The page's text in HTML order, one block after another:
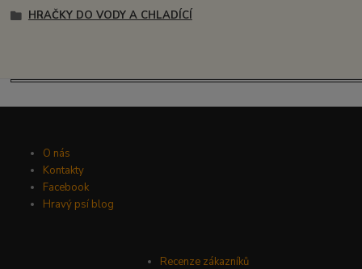
HRAČKY DO VODY A CHLADÍCÍ
O nás
Kontakty
Facebook
Hravý psí blog
Recenze zákazníků